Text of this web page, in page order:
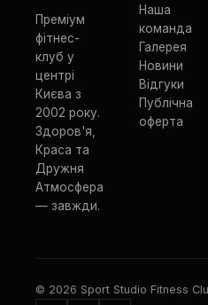
Преміум
фітнес-
клуб у
центрі
Києва з
2002 року.
Здоров'я,
Краса та
Дружня
Атмосфера
— завжди.
Наша
команда
Галерея
Новини
Відгуки
Публічна
оферта
© 2026 Sport Studio Fitness